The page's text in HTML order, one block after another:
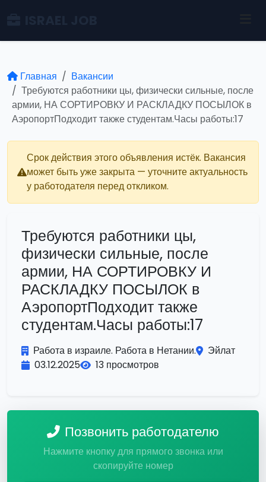
Главная
Вакансии
Требуются работники цы, физически сильные, после
армии, НА СОРТИРОВКУ И РАСКЛАДКУ ПОСЫЛОК в
АэропортПодходит также студентам.Часы работы:17
Срок действия этого объявления истёк. Вакансия
может быть уже закрыта — уточните актуальность
у работодателя перед откликом.
Требуются работники цы,
физически сильные, после
армии, НА СОРТИРОВКУ И
РАСКЛАДКУ ПОСЫЛОК в
АэропортПодходит также
студентам.Часы работы:17
Работа в израиле. Работа в Нетании.
Эйлат
03.12.2025
13 просмотров
Позвонить работодателю
Нажмите кнопку для прямого звонка или
скопируйте номер